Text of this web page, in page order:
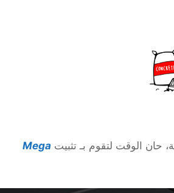
حان الوقت لتقوم بـ تثبيت Mega